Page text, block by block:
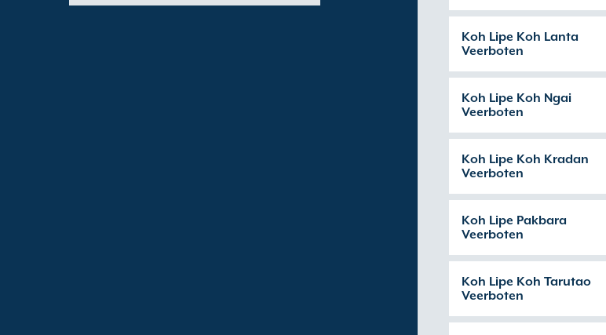
Koh Lipe Koh Lanta
Veerboten
Koh Lipe Koh Ngai
Veerboten
Koh Lipe Koh Kradan
Veerboten
Koh Lipe Pakbara
Veerboten
Koh Lipe Koh Tarutao
Veerboten